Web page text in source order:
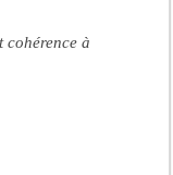
cohérence à